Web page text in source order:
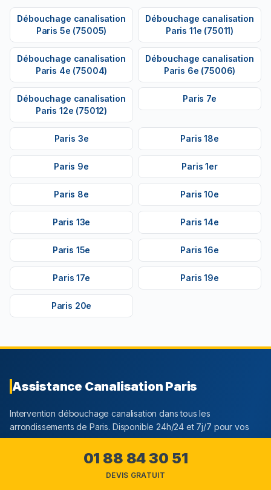
Débouchage canalisation
Paris 5e (75005)
Débouchage canalisation
Paris 11e (75011)
Débouchage canalisation
Paris 4e (75004)
Débouchage canalisation
Paris 6e (75006)
Débouchage canalisation
Paris 12e (75012)
Paris 7e
Paris 3e Paris 18e
Paris 9e Paris 1er
Paris 8e Paris 10e
Paris 13e Paris 14e
Paris 15e Paris 16e
Paris 17e Paris 19e
Paris 20e
Assistance Canalisation Paris
Intervention débouchage canalisation dans tous les
arrondissements de Paris. Disponible 24h/24 et 7j/7 pour vos
urgences.
Notre contrat d'assurances multi garanties N°1655627304
souscrit auprès de AXA France IARD vous offre : garantie
01 88 84 30 51
DEVIS GRATUIT